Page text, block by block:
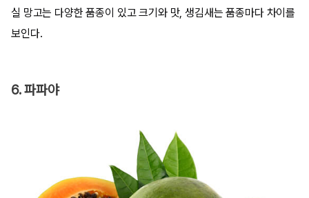
실 망고는 다양한 품종이 있고 크기와 맛, 생김새는 품종마다 차이를
보인다.
6. 파파야